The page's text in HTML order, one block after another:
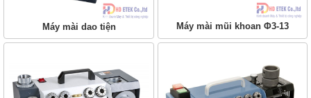
Máy mài dao tiện Máy mài mũi khoan Φ3-13